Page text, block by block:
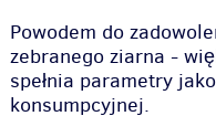
Powodem do
zebranego ziarna -
spełnia parametry
konsumpcyjnej.